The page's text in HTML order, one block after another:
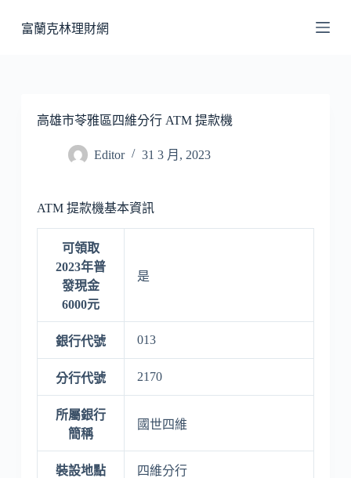
至
富蘭克林理財網
高雄市苓雅區四維分行 ATM 提款機
Editor 31 3 月, 2023
ATM 提款機基本資訊
可領取
2023年普
發現金
6000元
是
銀行代號 013
分行代號 2170
所屬銀行
簡稱
國世四維
裝設地點 四維分行